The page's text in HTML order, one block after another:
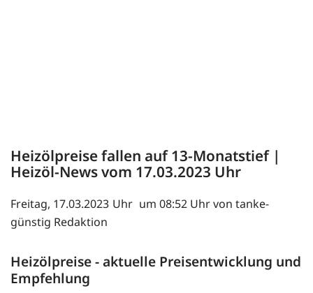
Heizölpreise fallen auf 13-Monatstief |
Heizöl-News vom 17.03.2023
Freitag, 17.03.2023
um 08:52 Uhr von tanke-
günstig Redaktion
Heizölpreise - aktuelle Preisentwicklung und
Empfehlung